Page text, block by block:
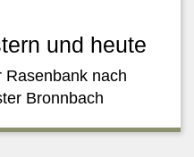
und heute
Rasenbank nach
Bronnbach